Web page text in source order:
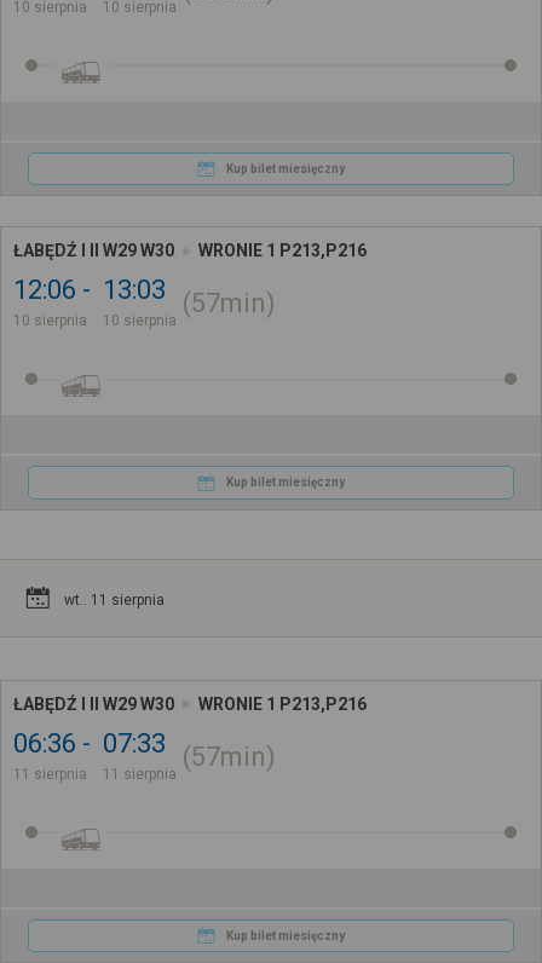
10 sierpnia 10 sierpnia
Kup bilet miesięczny
ŁABĘDŹ I II W29 W30 WRONIE 1 P213,P216
12:06
10 sierpnia
13:03
10 sierpnia
57min
Kup bilet miesięczny
wt.. 11 sierpnia
ŁABĘDŹ I II W29 W30 WRONIE 1 P213,P216
06:36
11 sierpnia
07:33
11 sierpnia
57min
Kup bilet miesięczny